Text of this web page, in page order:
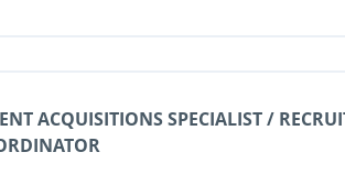
ACQUISITIONS SPECIALIST /